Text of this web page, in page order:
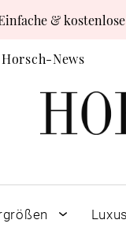
&
Horsch-News
Luxus